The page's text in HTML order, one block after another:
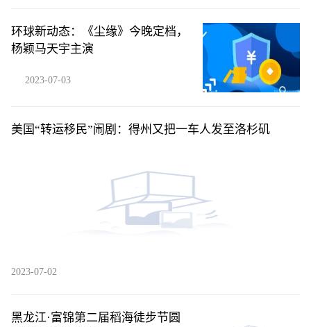
环球新动态：《尘缘》今晚定档，
杨颖马天宇主演
2023-07-03
美国“转运移民”闹剧：得州又把一车人发至洛杉矶
2023-07-02
黑龙江·富锦第二届稻海徒步节圆